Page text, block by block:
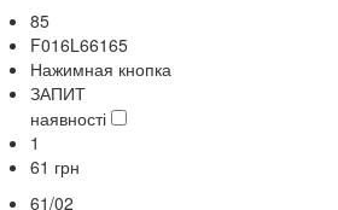
85
F016L66165
Нажимная кнопка
ЗАПИТ
наявності
1
61 грн
61/02